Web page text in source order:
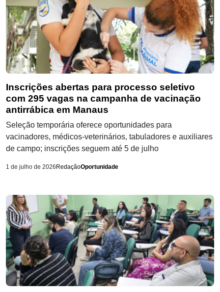
Inscrições abertas para processo seletivo
com 295 vagas na campanha de vacinação
antirrábica em Manaus
Seleção temporária oferece oportunidades para
vacinadores, médicos-veterinários, tabuladores e auxiliares
de campo; inscrições seguem até 5 de julho
1 de julho de 2026RedaçãoOportunidade